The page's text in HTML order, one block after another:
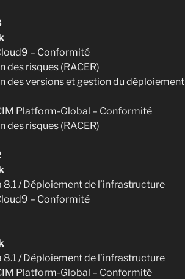
– Conformité
des risques (RACER)
des versions et gestion du déploiement
Platform-Global – Conformité
des risques (RACER)
/ Déploiement de l’infrastructure
– Conformité
/ Déploiement de l’infrastructure
Platform-Global – Conformité